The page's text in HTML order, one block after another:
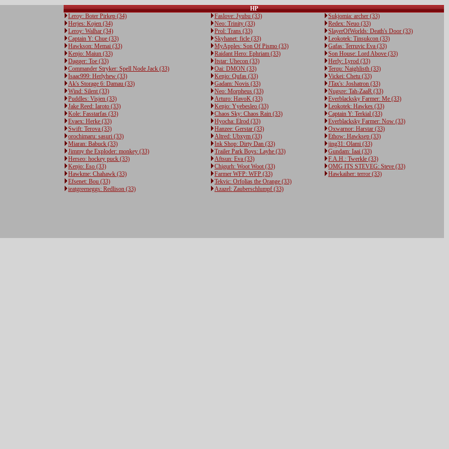
HP
Leroy: Boter Pirkep (34)
Herjes: Kojen (34)
Leroy: Walhar (34)
Captain Y: Chue (33)
Hawkson: Memai (33)
Kenjo: Maiun (33)
Dagger: Toe (33)
Commander Stryker: Spell Node Jack (33)
Isaac999: Herlyhew (33)
Ak's Storage 6: Damau (33)
Wind: Silent (33)
Puddles: Visjen (33)
Jake Reed: Iaroto (33)
Kole: Fasstarfas (33)
Evaex: Herke (33)
Swift: Terova (33)
orochimaru: sasuri (33)
Miaran: Babuck (33)
Jimmy the Exploder: monkey (33)
Herseo: hockey puck (33)
Kenjo: Eso (33)
Hawkme: Chahawk (33)
Efsenet: Bou (33)
ieatgreeneggs: Redlison (33)
Faslove: Jyubu (33)
Neo: Trinity (33)
Prol: Trans (33)
Skyhanet: ficle (33)
MyApples: Son Of Pismo (33)
Raidant Hero: Ephriam (33)
Itstar: Uhecon (33)
Oai: DMON (33)
Kenjo: Qufas (33)
Gadam: Novis (33)
Neo: Morpheus (33)
Arturo: HavoK (33)
Kenjo: Yyebesleo (33)
Chaos Sky: Chaos Rain (33)
Hyocha: Elrod (33)
Hanzee: Gerstar (33)
Altred: Ubxym (33)
Ink Shop: Dirty Dan (33)
Trailer Park Boys: Layhe (33)
Aftsun: Eva (33)
Chigurh: Woot Woot (33)
Farmer WFP: WFP (33)
Tekvic: Orfolias the Orange (33)
Azazel: Zauberschlumpf (33)
Sukjomia: archer (33)
Redex: Neuo (33)
SlayerOfWorlds: Death's Door (33)
Leokotek: Tinsukcon (33)
Gafas: Terruvic Eva (33)
Son House: Lord Above (33)
Herly: Lyrod (33)
Terqu: Naighlisth (33)
Vickei: Chetu (33)
JTax's: Joshatron (33)
Nugsre: Tah-ZaaR (33)
Everblacksky Farmer: Me (33)
Leokotek: Hawkes (33)
Captain Y: Terkial (33)
Everblacksky Farmer: Now (33)
Oxwarnor: Harstar (33)
Ethow: Hawksep (33)
jing31: Olami (33)
Gundam: Iaai (33)
F.A.H.: Twerkle (33)
OMG ITS STEVEG: Steve (33)
Hawkaiher: terror (33)